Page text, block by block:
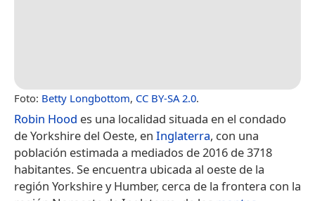
Foto: Betty Longbottom, CC BY-SA 2.0.
Robin Hood es una localidad situada en el condado
de Yorkshire del Oeste, en Inglaterra, con una
población estimada a mediados de 2016 de 3718
habitantes.​ Se encuentra ubicada al oeste de la
región Yorkshire y Humber, cerca de la frontera con la